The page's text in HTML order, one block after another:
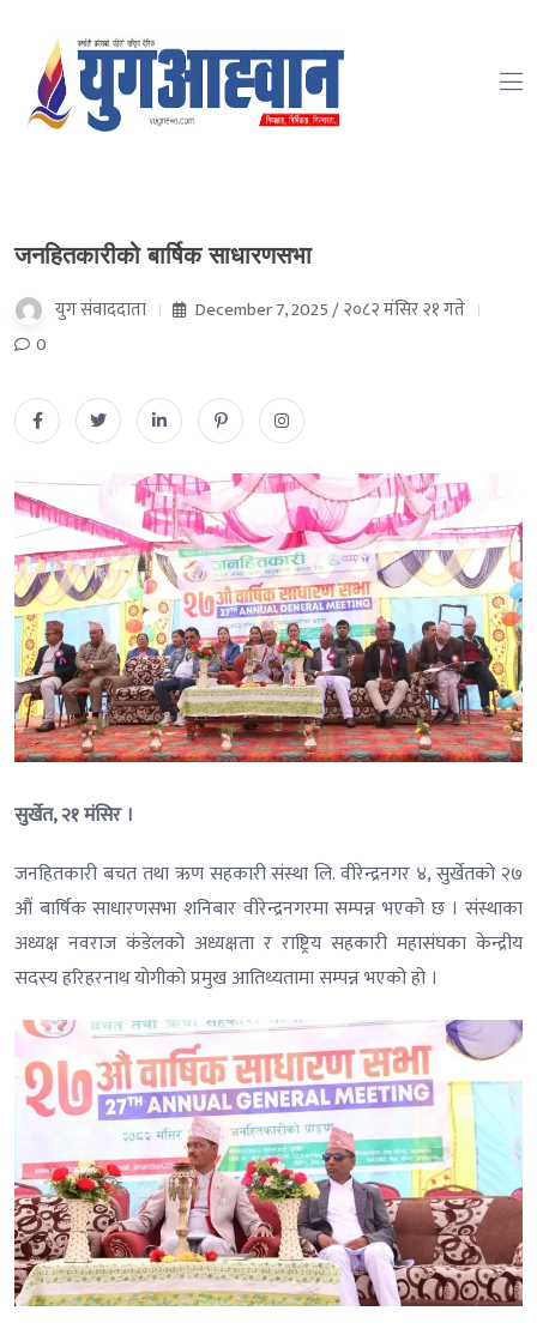
जनहितकारीको बार्षिक साधारणसभा
युग संवाददाता
December 7, 2025 / २०८२ मंसिर २१ गते
0
सुर्खेत, २१ मंसिर ।
जनहितकारी बचत तथा ऋण सहकारी संस्था लि. वीरेन्द्रनगर ४, सुर्खेतको २७
औं बार्षिक साधारणसभा शनिबार वीरेन्द्रनगरमा सम्पन्न भएको छ । संस्थाका
अध्यक्ष नवराज कंडेलको अध्यक्षता र राष्ट्रिय सहकारी महासंघका केन्द्रीय
सदस्य हरिहरनाथ योगीको प्रमुख आतिथ्यतामा सम्पन्न भएको हो ।